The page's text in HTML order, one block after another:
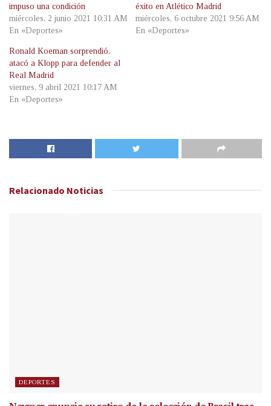
impuso una condición
miércoles, 2 junio 2021 10:31 AM
En «Deportes»
éxito en Atlético Madrid
miércoles, 6 octubre 2021 9:56 AM
En «Deportes»
Ronald Koeman sorprendió,
atacó a Klopp para defender al
Real Madrid
viernes, 9 abril 2021 10:17 AM
En «Deportes»
Relacionado Noticias
DEPORTES